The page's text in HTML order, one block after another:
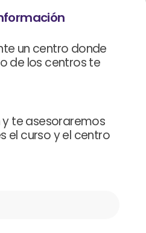
un centro donde
de los centros te
te asesoraremos
el curso y el centro